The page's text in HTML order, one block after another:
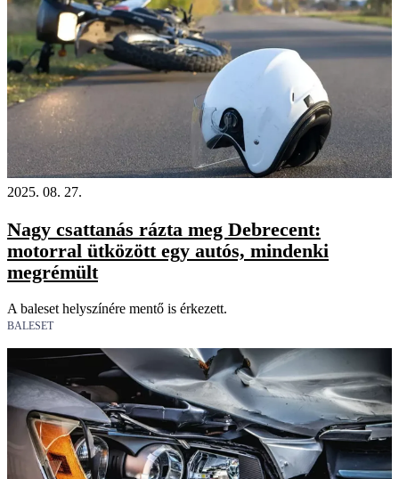
2025. 08. 27.
Nagy csattanás rázta meg Debrecent:
motorral ütközött egy autós, mindenki
megrémült
A baleset helyszínére mentő is érkezett.
BALESET